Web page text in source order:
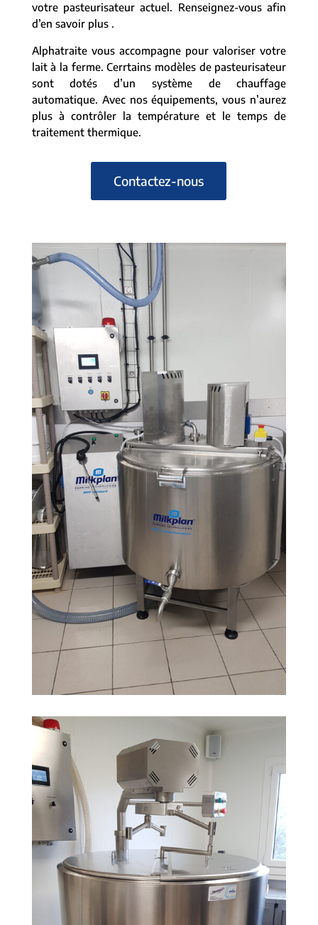
votre pasteurisateur actuel. Renseignez-vous afin
d’en savoir plus .
Alphatraite vous accompagne pour valoriser votre
lait à la ferme. Cerrtains modèles de pasteurisateur
sont dotés d’un système de chauffage
automatique. Avec nos équipements, vous n’aurez
plus à contrôler la température et le temps de
traitement thermique.
Contactez-nous